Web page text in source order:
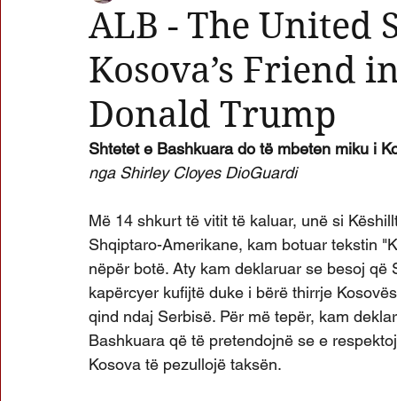
Albanian Nation Alb-Serb Relations
ALB - The United
Kosova’s Friend
Donald Trump
Shtetet e Bashkuara do të mbeten miku i
nga Shirley Cloyes DioGuardi
Më 14 shkurt të vitit të kaluar, unë si
Shqiptaro-Amerikane, kam botuar tekstin
nëpër botë. Aty kam deklaruar se besoj
kapërcyer kufijtë duke i bërë thirrje
qind ndaj Serbisë. Për më tepër, kam
Bashkuara që të pretendojnë se e
Kosova të pezullojë taksën.